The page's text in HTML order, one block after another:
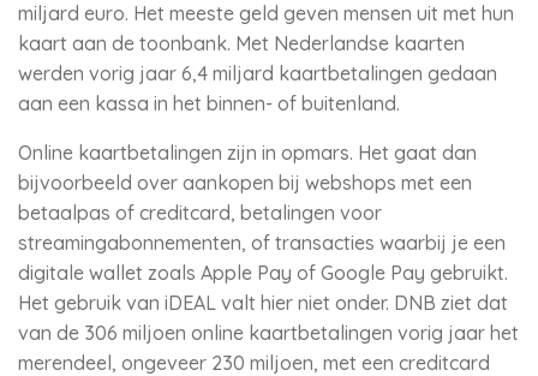
miljard euro. Het meeste geld geven mensen uit met hun
kaart aan de toonbank. Met Nederlandse kaarten
werden vorig jaar 6,4 miljard kaartbetalingen gedaan
aan een kassa in het binnen- of buitenland.
Online kaartbetalingen zijn in opmars. Het gaat dan
bijvoorbeeld over aankopen bij webshops met een
betaalpas of creditcard, betalingen voor
streamingabonnementen, of transacties waarbij je een
digitale wallet zoals Apple Pay of Google Pay gebruikt.
Het gebruik van iDEAL valt hier niet onder. DNB ziet dat
van de 306 miljoen online kaartbetalingen vorig jaar het
merendeel, ongeveer 230 miljoen, met een creditcard